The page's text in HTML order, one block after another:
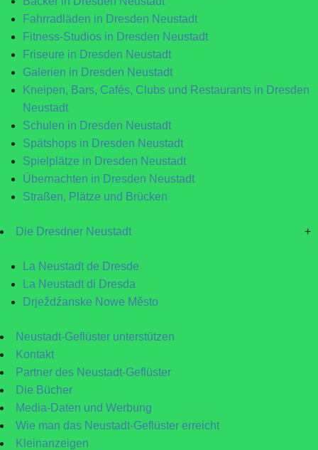
Fahrradläden in Dresden Neustadt
Fitness-Studios in Dresden Neustadt
Friseure in Dresden Neustadt
Galerien in Dresden Neustadt
Kneipen, Bars, Cafés, Clubs und Restaurants in Dresden
Neustadt
Schulen in Dresden Neustadt
Spätshops in Dresden Neustadt
Spielplätze in Dresden Neustadt
Übernachten in Dresden Neustadt
Straßen, Plätze und Brücken
Die Dresdner Neustadt +
La Neustadt de Dresde
La Neustadt di Dresda
Drježdźanske Nowe Město
Neustadt-Geflüster unterstützen
Kontakt
Partner des Neustadt-Geflüster
Die Bücher
Media-Daten und Werbung
Wie man das Neustadt-Geflüster erreicht
Kleinanzeigen